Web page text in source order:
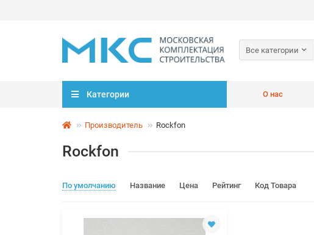
Все категории
Категории О нас
Производитель Rockfon
Rockfon
По умолчанию Название Цена Рейтинг Код Товара